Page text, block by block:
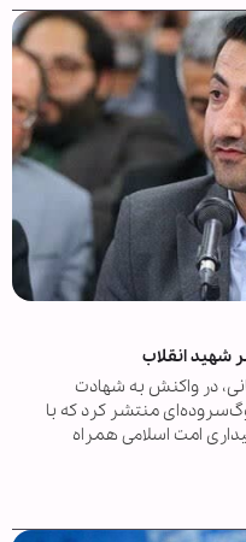
شهید انقلاب
در واکنش به شهادت
منتشر کرد که با
امت اسلامی همراه